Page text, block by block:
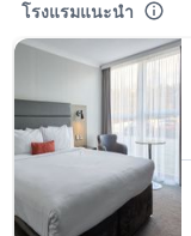
โรงแรมแนะนำ